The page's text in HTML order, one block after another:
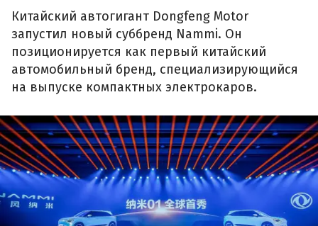
Китайский автогигант Dongfeng Motor
запустил новый суббренд Nammi. Он
позиционируется как первый китайский
автомобильный бренд, специализирующийся
на выпуске компактных электрокаров.